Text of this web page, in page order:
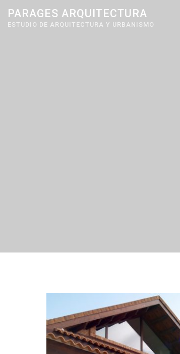
Skip
PARAGES ARQUITECTURA
ESTUDIO DE ARQUITECTURA Y URBANISMO